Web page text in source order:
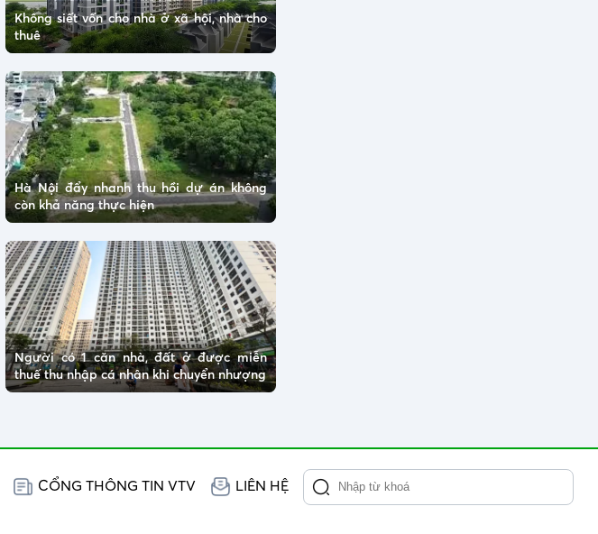
Không siết vốn cho nhà ở xã hội, nhà cho
thuê
Hà Nội đẩy nhanh thu hồi dự án không
còn khả năng thực hiện
Người có 1 căn nhà, đất ở được miễn
thuế thu nhập cá nhân khi chuyển nhượng
CỔNG THÔNG TIN VTV LIÊN HỆ